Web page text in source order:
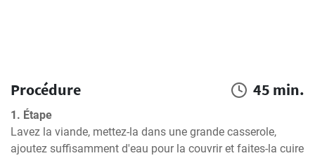
Procédure 45 min.
1. Étape
Lavez la viande, mettez-la dans une grande casserole,
ajoutez suffisamment d'eau pour la couvrir et faites-la cuire